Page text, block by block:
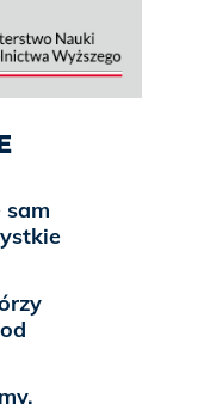
sam